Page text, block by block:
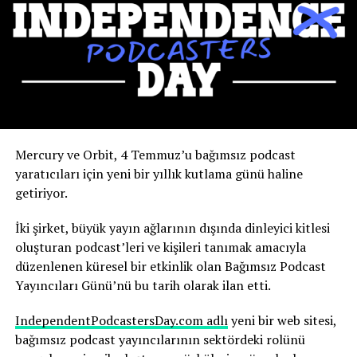
Kendinizi çok sayıda insanın ve olayın olduğu bir
etkinliğin içine koyarsanız, ortaya çıkan basın ilgisi
inanılmaz. Altın Küre Ödülleri’ndeki ve Time Yılın
Kadınları ödül törenindeki görünümümün, podcast
indirmelerine ve ertesi hafta kitap satışlarına doğrudan
Yapay zekanın olası sonuçlarını şimdiden nasıl
değerlendirdiğini anlatıyor.
Robbins, yapay zekanın, yıllarca çalışmayı öğrendiği
medya ortamının temelini yeniden şekillendirdiğinin
farkında. Ve bu sürecin hızı dikkat gerektiriyor.
“Yapay zekadaki değişim hızını ve yapay zekanın şu anda
basında nasıl yankı uyandırdığını anlamak herkes için
çok önemli; yaşananlar büyüleyici” diyen Robbins,
şunları söyledi:
Mercury ve Orbit, 4 Temmuz’u bağımsız podcast
yaratıcıları için yeni bir yıllık kutlama günü haline
getiriyor.
İki şirket, büyük yayın ağlarının dışında dinleyici kitlesi
oluşturan podcast’leri ve kişileri tanımak amacıyla
düzenlenen küresel bir etkinlik olan Bağımsız Podcast
Yayıncıları Günü’nü bu tarih olarak ilan etti.
IndependentPodcastersDay.com adlıyeni bir web sitesi,
bağımsız podcast yayıncılarının sektördeki rolünü